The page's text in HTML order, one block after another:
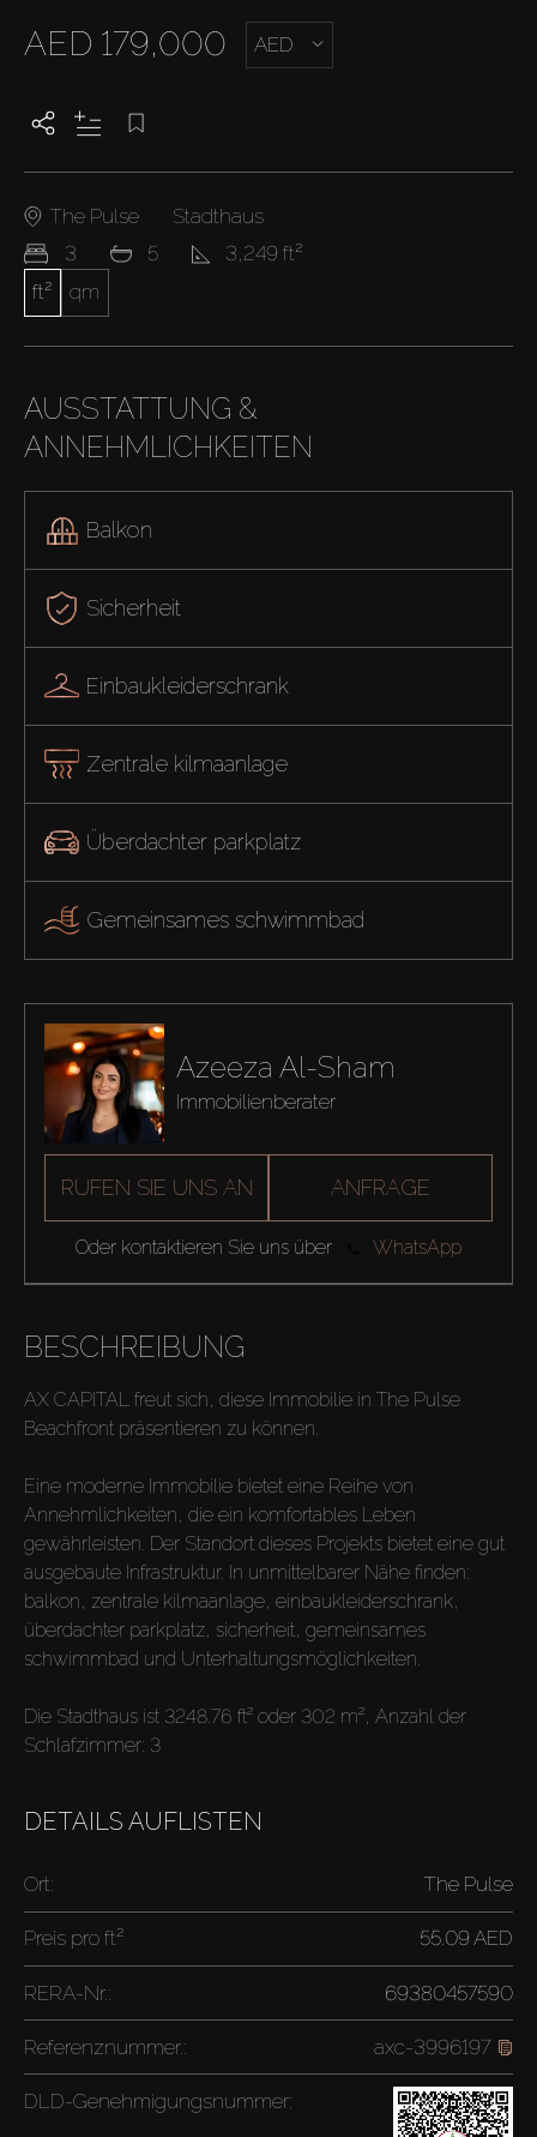
AED 179,000 AED
The Pulse
Stadthaus
3
5
3,249 ft²
ft²
qm
AUSSTATTUNG &
ANNEHMLICHKEITEN
Balkon
Sicherheit
Einbaukleiderschrank
Zentrale kilmaanlage
Überdachter parkplatz
Gemeinsames schwimmbad
Azeeza Al-Sham
Immobilienberater
RUFEN SIE UNS AN ANFRAGE
Oder kontaktieren Sie uns über WhatsApp
BESCHREIBUNG
AX CAPITAL freut sich, diese Immobilie in The Pulse
Beachfront präsentieren zu können.
Eine moderne Immobilie bietet eine Reihe von
Annehmlichkeiten, die ein komfortables Leben
gewährleisten. Der Standort dieses Projekts bietet eine gut
ausgebaute Infrastruktur. In unmittelbarer Nähe finden:
balkon, zentrale kilmaanlage, einbaukleiderschrank,
überdachter parkplatz, sicherheit, gemeinsames
schwimmbad und Unterhaltungsmöglichkeiten.
Die Stadthaus ist 3248.76 ft² oder 302 m², Anzahl der
Schlafzimmer: 3
DETAILS AUFLISTEN
Ort: The Pulse
Preis pro ft² 55.09 AED
RERA-Nr.: 69380457590
Referenznummer.: axc-3996197
DLD-Genehmigungsnummer: